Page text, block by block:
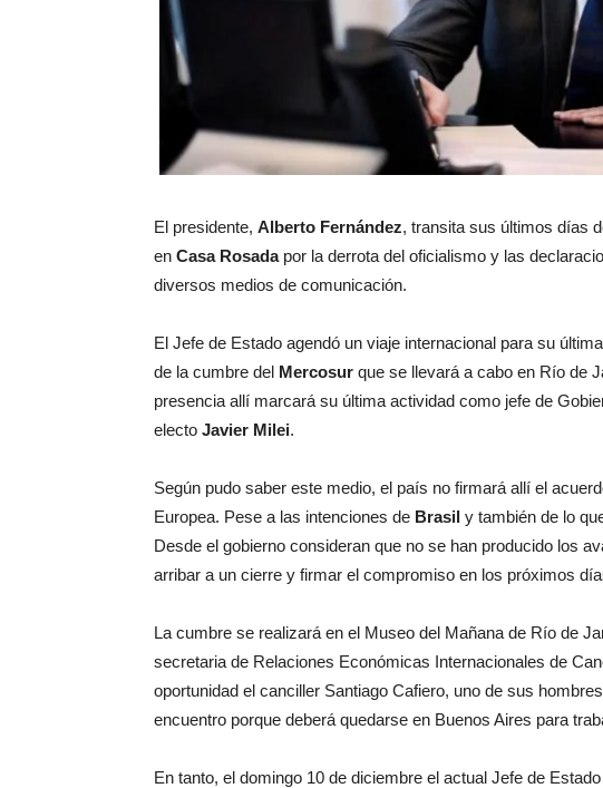
El presidente, Alberto Fernández, transita sus últimos días
en Casa Rosadapor la derrota del oficialismo y las
diversos medios de comunicación.
El Jefe de Estado agendó un viaje internacional para su
de la cumbre del Mercosur que se llevará a cabo en Río de
presencia allí marcará su última actividad como jefe de
electo Javier Milei.
Según pudo saber este medio, el país no firmará allí el
Europea. Pese a las intenciones de Brasil y también de lo
Desde el gobierno consideran que no se han producido los
arribar a un cierre y firmar el compromiso en los próximos
La cumbre se realizará en el Museo del Mañana de Río de
secretaria de Relaciones Económicas Internacionales de
oportunidad el canciller Santiago Cafiero, uno de sus
encuentro porque deberá quedarse en Buenos Aires para
En tanto, el domingo 10 de diciembre el actual Jefe de